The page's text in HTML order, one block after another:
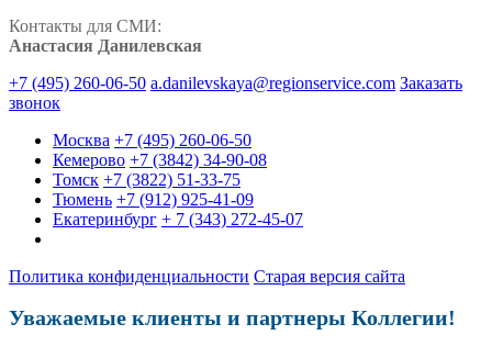
Контакты для СМИ:
Анастасия Данилевская
+7 (495) 260-06-50 a.danilevskaya@regionservice.com Заказать
звонок
Москва +7 (495) 260-06-50
Кемерово +7 (3842) 34-90-08
Томск +7 (3822) 51-33-75
Тюмень +7 (912) 925-41-09
Екатеринбург + 7 (343) 272-45-07
Политика конфиденциальности Старая версия сайта
Уважаемые клиенты и партнеры Коллегии!